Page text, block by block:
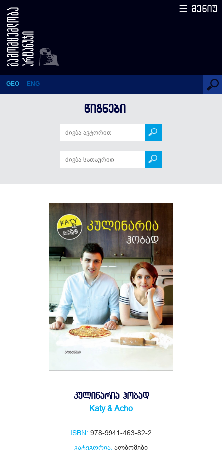
კულინარია ჰობად
GEO ENG
☰ მენიუ
ᲬᲘᲒᲜᲔᲑᲘ
ᲙᲣᲚᲘᲜᲐᲠᲘᲐ ᲰᲝᲑᲐᲓ
Katy & Acho
ISBN: 978-9941-463-82-2
კატეგორია: ალბომები